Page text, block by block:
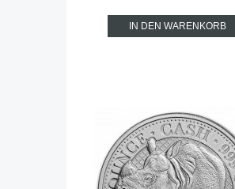
IN DEN WARENKORB